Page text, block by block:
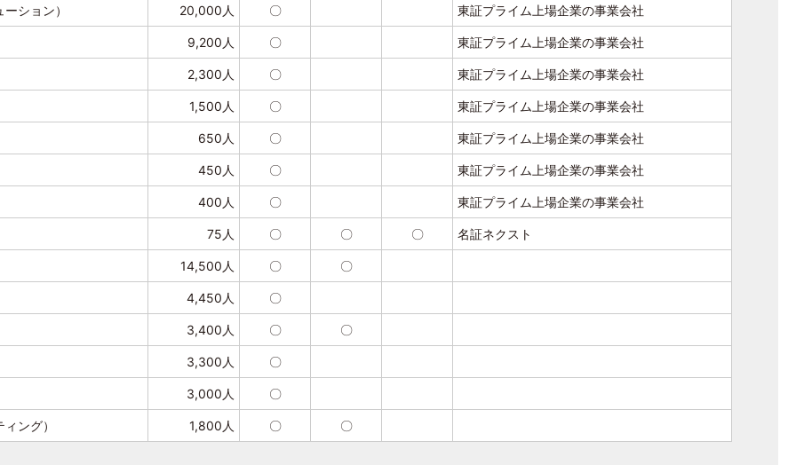
ション） 20,000人 〇 東証プライム上場企業の事業会社
9,200人 〇 東証プライム上場企業の事業会社
2,300人 〇 東証プライム上場企業の事業会社
1,500人 〇 東証プライム上場企業の事業会社
650人 〇 東証プライム上場企業の事業会社
450人 〇 東証プライム上場企業の事業会社
400人 〇 東証プライム上場企業の事業会社
75人 〇 〇 〇 名証ネクスト
14,500人 〇 〇
4,450人 〇
3,400人 〇 〇
3,300人 〇
3,000人 〇
ング） 1,800人 〇 〇